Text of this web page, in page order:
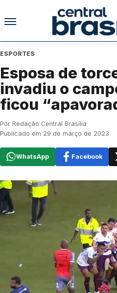
Pular para o conteúdo
ESPORTES
Esposa de
invadiu o
ficou
Por Redação Central Brasília
Publicado em 29 de março de 2023
WhatsApp Facebook